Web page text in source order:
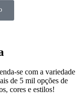
se com a variedade
de 5 mil opções de
cores e estilos!